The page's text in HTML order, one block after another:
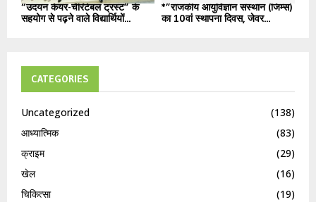
“उदयन केयर-चैरिटेबल ट्रस्ट” के
सहयोग से पढ़ने वाले विद्यार्थियों...
*”राजकीय आयुर्विज्ञान संस्थान (जिम्स)
का 10वां स्थापना दिवस, जेवर...
CATEGORIES
Uncategorized
(138)
आध्यात्मिक
(83)
क्राइम
(29)
खेल
(16)
चिकित्सा
(19)